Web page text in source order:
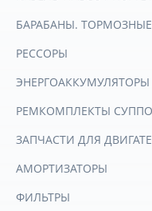
БАРАБАНЫ.
РЕССОРЫ
ЭНЕРГОАККУМУЛЯТОРЫ
РЕМКОМПЛЕКТЫ
ЗАПЧАСТИ ДЛЯ
АМОРТИЗАТОРЫ
ФИЛЬТРЫ